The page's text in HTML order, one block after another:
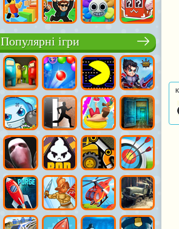
Популярні ігри